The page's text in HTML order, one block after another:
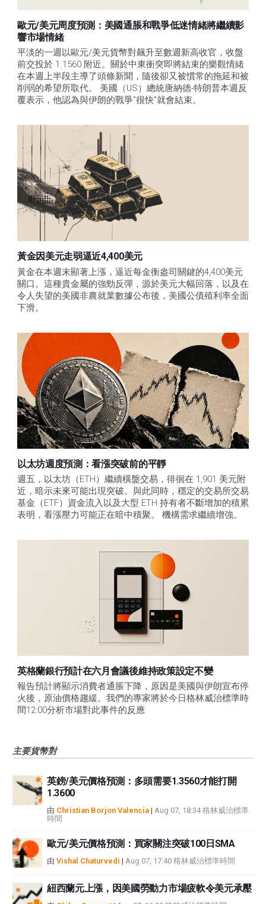
歐元/美元周度預測：美國通脹和戰爭低迷情緒將繼續影
響市場情緒
平淡的一週以歐元/美元貨幣對飆升至數週新高收官，收盤
前交投於 1.1560 附近。關於中東衝突即將結束的樂觀情緒
在本週上半段主導了頭條新聞，隨後卻又被慣常的拖延和被
削弱的希望所取代。 美國（US）總統唐納德-特朗普本週反
覆表示，他認為與伊朗的戰爭"很快"就會結束。
黃金因美元走弱逼近4,400美元
黃金在本週末顯著上漲，逼近每金衡盎司關鍵的4,400美元
關口。這種貴金屬的強勁反彈，源於美元大幅回落，以及在
令人失望的美國非農就業數據公布後，美國公債殖利率全面
下滑。
以太坊週度預測：看漲突破前的平靜
週五，以太坊（ETH）繼續橫盤交易，徘徊在 1,901 美元附
近，暗示未來可能出現突破。與此同時，穩定的交易所交易
基金（ETF）資金流入以及大型 ETH 持有者不斷增加的積累
表明，看漲壓力可能正在暗中積聚。 機構需求繼續增強。
英格蘭銀行預計在六月會議後維持政策設定不變
報告預計將顯示消費者通脹下降，原因是美國與伊朗宣布停
火後，原油價格趨緩。我們的專家將於今日格林威治標準時
間12:00分析市場對此事件的反應
主要貨幣對
英鎊/美元價格預測：多頭需要1.3560才能打開
1.3600
由 Christian Borjon Valencia | Aug 07, 18:34 格林威治標準
時間
歐元/美元價格預測：買家關注突破100日SMA
由 Vishal Chaturvedi | Aug 07, 17:40 格林威治標準時間
紐西蘭元上漲，因美國勞動力市場疲軟令美元承壓